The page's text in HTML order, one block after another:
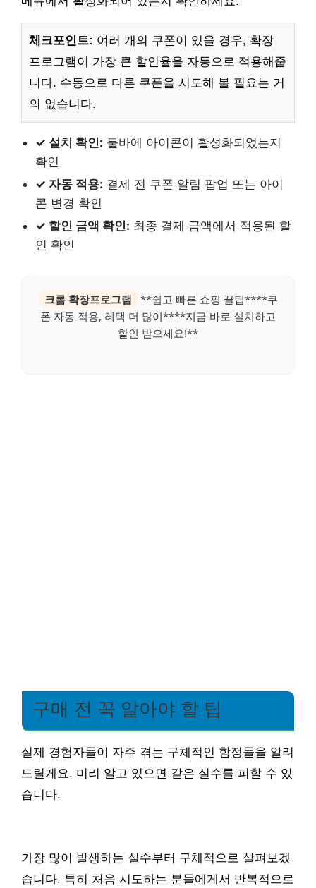
체크포인트: 여러 개의 쿠폰이 있을 경우, 확장
프로그램이 가장 큰 할인율을 자동으로 적용해줍
니다. 수동으로 다른 쿠폰을 시도해 볼 필요는 거
의 없습니다.
✓ 설치 확인: 툴바에 아이콘이 활성화되었는지
확인
✓ 자동 적용: 결제 전 쿠폰 알림 팝업 또는 아이
콘 변경 확인
✓ 할인 금액 확인: 최종 결제 금액에서 적용된 할
인 확인
크롬 확장프로그램
**쉽고 빠른 쇼핑 꿀팁****쿠
폰 자동 적용, 혜택 더 많이****지금 바로 설치하고
할인 받으세요!**
구매 전 꼭 알아야 할 팁
실제 경험자들이 자주 겪는 구체적인 함정들을 알려
드릴게요. 미리 알고 있으면 같은 실수를 피할 수 있
습니다.
가장 많이 발생하는 실수부터 구체적으로 살펴보겠
습니다. 특히 처음 시도하는 분들에게서 반복적으로